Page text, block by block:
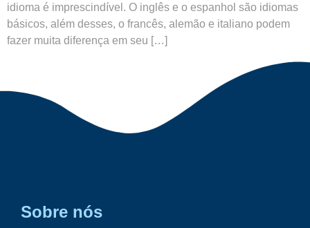
idioma é imprescindível. O inglês e o espanhol são idiomas
básicos, além desses, o francês, alemão e italiano podem
fazer muita diferença em seu […]
Sobre nós